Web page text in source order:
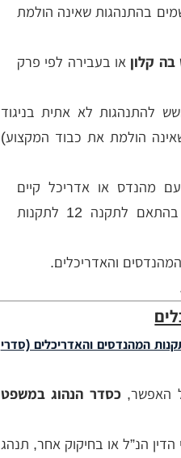
בהתנהגות שאינה הולמת
קלון או בעבירה לפי פרק
להתנהגות לא אתית בניגוד
הולמת את כבוד המקצוע)
מהנדס או אדריכל קיים
והעברת הטיפול המקצועי למהנדס או אדריכל אחר, בהתאם לתקנה 12 לתקנות
והאדריכלים.
המהנדסים והאדריכלים (סדרי
האפשר,כסדר הנהוג במשפט
הדין הנ”ל או בחיקוק אחר, תנהג